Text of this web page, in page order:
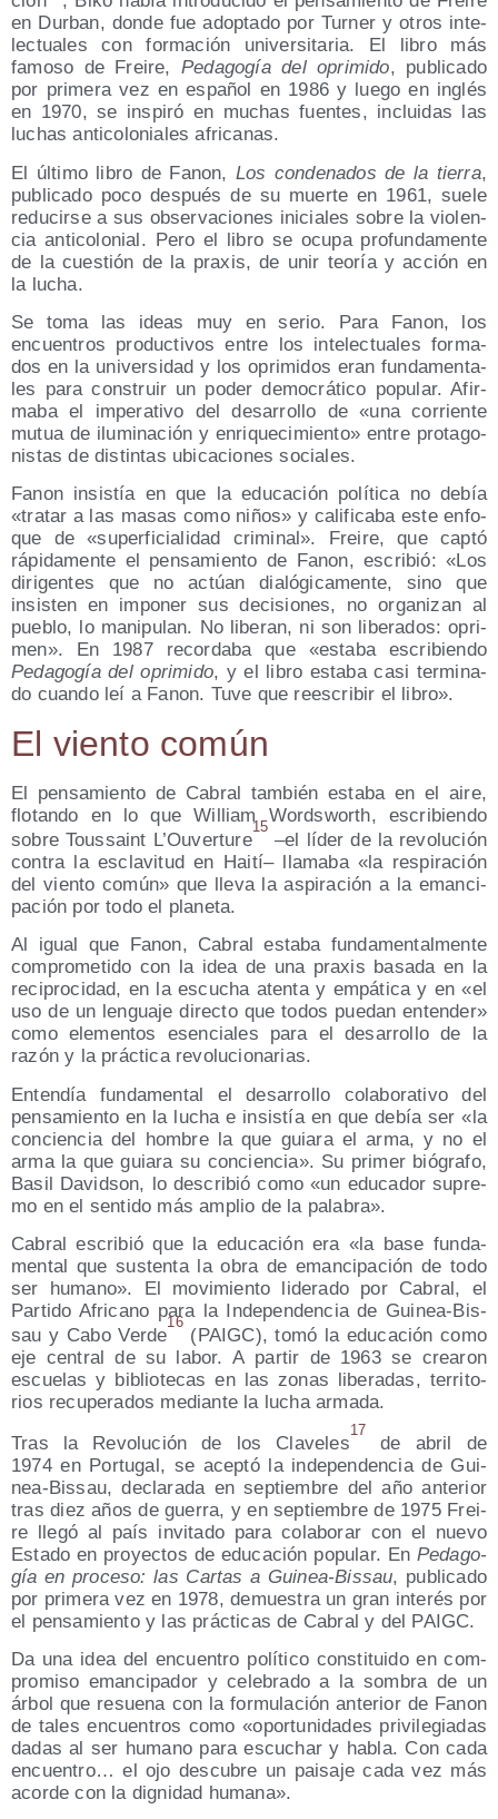
en Dur­ban, don­de fue adop­ta­do por Tur­ner y otros inte­
lec­tua­les con for­ma­ción uni­ver­si­ta­ria. El libro más
famo­so de Frei­re, Peda­go­gía del opri­mi­do, publi­ca­do
por pri­me­ra vez en espa­ñol en 1986 y lue­go en inglés
en 1970, se ins­pi­ró en muchas fuen­tes, inclui­das las
luchas anti­co­lo­nia­les africanas.
El últi­mo libro de Fanon, Los con­de­na­dos de la tie­rra,
publi­ca­do poco des­pués de su muer­te en 1961, sue­le
redu­cir­se a sus obser­va­cio­nes ini­cia­les sobre la vio­len­
cia anti­co­lo­nial. Pero el libro se ocu­pa pro­fun­da­men­te
de la cues­tión de la pra­xis, de unir teo­ría y acción en
la lucha.
Se toma las ideas muy en serio. Para Fanon, los
encuen­tros pro­duc­ti­vos entre los inte­lec­tua­les for­ma­
dos en la uni­ver­si­dad y los opri­mi­dos eran fun­da­men­ta­
les para cons­truir un poder demo­crá­ti­co popu­lar. Afir­
ma­ba el impe­ra­ti­vo del desa­rro­llo de «una corrien­te
mutua de ilu­mi­na­ción y enri­que­ci­mien­to» entre pro­ta­go­
nis­tas de dis­tin­tas ubi­ca­cio­nes sociales.
Fanon insis­tía en que la edu­ca­ción polí­ti­ca no debía
«tra­tar a las masas como niños» y cali­fi­ca­ba este enfo­
que de «super­fi­cia­li­dad cri­mi­nal». Frei­re, que cap­tó
rápi­da­men­te el pen­sa­mien­to de Fanon, escri­bió: «Los
diri­gen­tes que no actúan dia­ló­gi­ca­men­te, sino que
insis­ten en impo­ner sus deci­sio­nes, no orga­ni­zan al
pue­blo, lo mani­pu­lan. No libe­ran, ni son libe­ra­dos: opri­
men». En 1987 recor­da­ba que «esta­ba escri­bien­do
Peda­go­gía del opri­mi­do, y el libro esta­ba casi ter­mi­na­
do cuan­do leí a Fanon. Tuve que rees­cri­bir el libro».
El vien­to común
El pen­sa­mien­to de Cabral tam­bién esta­ba en el aire,
flo­tan­do en lo que William Words­worth, escri­bien­do
sobre Tous­saint L’Ou­ver­tu­re
15
–el líder de la revo­lu­ción
con­tra la escla­vi­tud en Hai­tí– lla­ma­ba «la res­pi­ra­ción
del vien­to común» que lle­va la aspi­ra­ción a la eman­ci­
pa­ción por todo el planeta.
Al igual que Fanon, Cabral esta­ba fun­da­men­tal­men­te
com­pro­me­ti­do con la idea de una pra­xis basa­da en la
reci­pro­ci­dad, en la escu­cha aten­ta y empá­ti­ca y en «el
uso de un len­gua­je direc­to que todos pue­dan enten­der»
como ele­men­tos esen­cia­les para el desa­rro­llo de la
razón y la prác­ti­ca revolucionarias.
Enten­día fun­da­men­tal el desa­rro­llo cola­bo­ra­ti­vo del
pen­sa­mien­to en la lucha e insis­tía en que debía ser «la
con­cien­cia del hom­bre la que guia­ra el arma, y no el
arma la que guia­ra su con­cien­cia». Su pri­mer bió­gra­fo,
Basil David­son, lo des­cri­bió como «un edu­ca­dor supre­
mo en el sen­ti­do más amplio de la palabra».
Cabral escri­bió que la edu­ca­ción era «la base fun­da­
men­tal que sus­ten­ta la obra de eman­ci­pa­ción de todo
ser humano». El movi­mien­to lide­ra­do por Cabral, el
Par­ti­do Afri­cano para la Inde­pen­den­cia de Gui­nea-Bis­
sau y Cabo Ver­de
16
(PAIGC), tomó la edu­ca­ción como
eje cen­tral de su labor. A par­tir de 1963 se crea­ron
escue­las y biblio­te­cas en las zonas libe­ra­das, terri­to­
rios recu­pe­ra­dos median­te la lucha armada.
Tras la Revo­lu­ción de los Cla­ve­les
17
de abril de
1974 en Por­tu­gal, se acep­tó la inde­pen­den­cia de Gui­
nea-Bis­sau, decla­ra­da en sep­tiem­bre del año ante­rior
tras diez años de gue­rra, y en sep­tiem­bre de 1975 Frei­
re lle­gó al país invi­ta­do para cola­bo­rar con el nue­vo
Esta­do en pro­yec­tos de edu­ca­ción popu­lar. En Peda­go­
gía en pro­ce­so: las Car­tas a Gui­nea-Bis­sau, publi­ca­do
por pri­me­ra vez en 1978, demues­tra un gran inte­rés por
el pen­sa­mien­to y las prác­ti­cas de Cabral y del PAIGC.
Da una idea del encuen­tro polí­ti­co cons­ti­tui­do en com­
pro­mi­so eman­ci­pa­dor y cele­bra­do a la som­bra de un
árbol que resue­na con la for­mu­la­ción ante­rior de Fanon
de tales encuen­tros como «opor­tu­ni­da­des pri­vi­le­gia­das
dadas al ser humano para escu­char y habla. Con cada
encuen­tro… el ojo des­cu­bre un pai­sa­je cada vez más
acor­de con la dig­ni­dad humana».